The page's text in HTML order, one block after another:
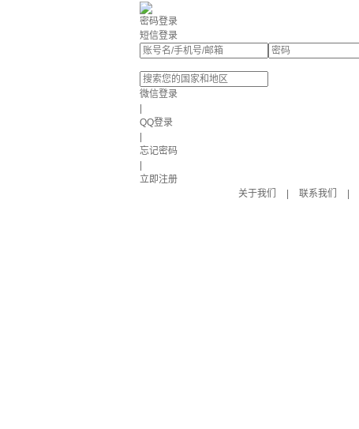
密码登录
短信登录
微信登录
QQ登录
忘记密码
立即注册
关于我们
联系我们